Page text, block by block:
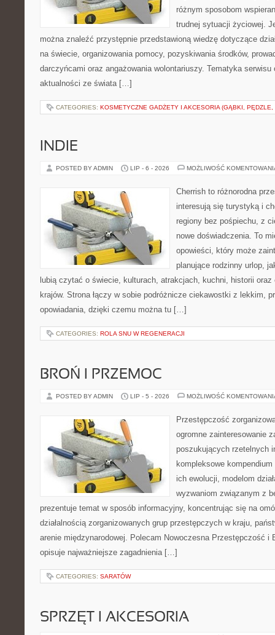
różnym sposobom
trudnej sytuacji życiowej.
można znaleźć przystępnie przedstawioną wiedzę dotyczące
na świecie, organizowania pomocy, pozyskiwania środków,
darczyńcami oraz angażowania wolontariuszy. Tematyka
aktualności ze świata […]
CATEGORIES: KOSMETYCZNE GADŻETY I AKCESORIA (GĄBKI, PĘDZLE,
INDIE
POSTED BY ADMIN LIP - 6 - 2026 MOŻLIWOŚĆ
Cherrish to różnorodna
interesują się turystyką i
regiony bez pośpiechu, z
nowe doświadczenia. To
opowieści, który może
planujące rodzinny urlop,
lubią czytać o świecie, kulturach, atrakcjach, kuchni, historii
krajów. Strona łączy w sobie podróżnicze ciekawostki z lekkim,
opowiadania, dzięki czemu można tu […]
CATEGORIES: ROLA SNU W REGENERACJI
BROŃ I PRZEMOC
POSTED BY ADMIN LIP - 5 - 2026 MOŻLIWOŚĆ
Przestępczość
ogromne zainteresowanie
poszukujących rzetelnych
kompleksowe
ich ewolucji, modelom
wyzwaniom związanym z
prezentuje temat w sposób informacyjny, koncentrując się na
działalnością zorganizowanych grup przestępczych w kraju,
arenie międzynarodowej. Polecam Nowoczesna Przestępczość i
opisuje najważniejsze zagadnienia […]
CATEGORIES: SARATÓW
SPRZĘT I AKCESORIA